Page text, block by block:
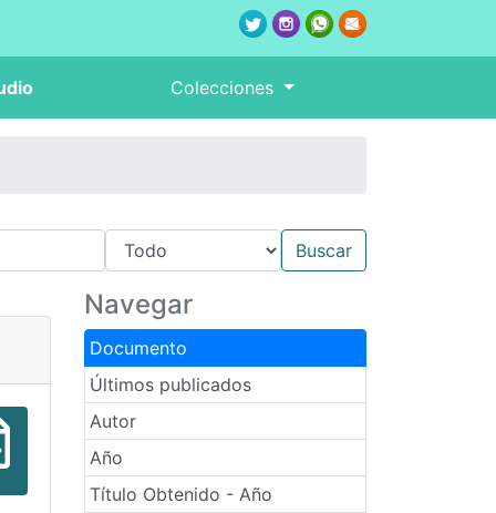
Colecciones
Navegar
Documento
Últimos publicados
Autor
Año
Título Obtenido - Año